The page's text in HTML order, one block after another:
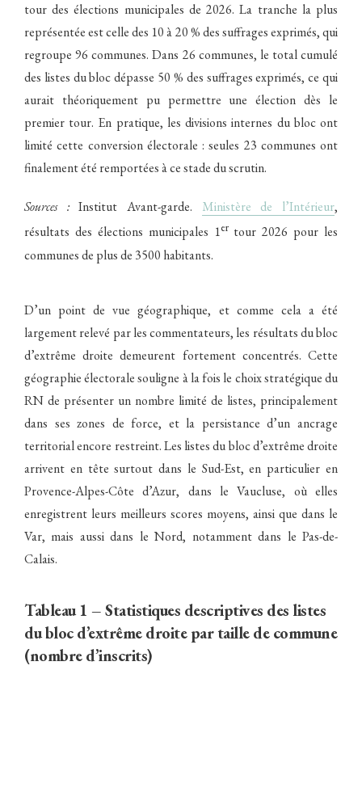
tour des élections municipales de 2026. La tranche la plus
représentée est celle des 10 à 20 % des suffrages exprimés, qui
regroupe 96 communes. Dans 26 communes, le total cumulé
des listes du bloc dépasse 50 % des suffrages exprimés, ce qui
aurait théoriquement pu permettre une élection dès le
premier tour. En pratique, les divisions internes du bloc ont
limité cette conversion électorale : seules 23 communes ont
finalement été remportées à ce stade du scrutin.
Sources :Institut Avant-garde. Ministère de l’Intérieur,
résultats des élections municipales 1ertour 2026 pour les
communes de plus de 3500 habitants.
D’un point de vue géographique, et comme cela a été
largement relevé par les commentateurs, les résultats du bloc
d’extrême droite demeurent fortement concentrés. Cette
géographie électorale souligne à la fois le choix stratégique du
RN de présenter un nombre limité de listes, principalement
dans ses zones de force, et la persistance d’un ancrage
territorial encore restreint. Les listes du bloc d’extrême droite
arrivent en tête surtout dans le Sud-Est, en particulier en
Provence-Alpes-Côte d’Azur, dans le Vaucluse, où elles
enregistrent leurs meilleurs scores moyens, ainsi que dans le
Var, mais aussi dans le Nord, notamment dans le Pas-de-
Calais.
Tableau 1 – Statistiques descriptives des listes
du bloc d’extrême droite par taille de commune
(nombre d’inscrits)